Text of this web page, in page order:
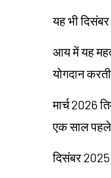
यह भी दिसंबर
आय में यह
योगदान
मार्च 2026
एक साल
दिसंबर 2025